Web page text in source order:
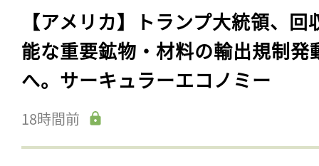
【アメリカ】トランプ大統領、回
能な重要鉱物・材料の輸出規制発
へ。サーキュラーエコノミー
18時間前